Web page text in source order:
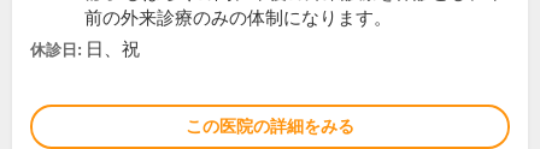
前の外来診療のみの体制になります。
休診日: 日、祝
この医院の詳細をみる